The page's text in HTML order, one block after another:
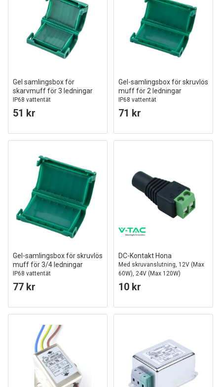
Gel samlingsbox för
skarvmuff för 3 ledningar
IP68 vattentät
51 kr
Gel-samlingsbox för skruvlös
muff för 2 ledningar
IP68 vattentät
71 kr
Gel-samlingsbox för skruvlös
muff för 3/4 ledningar
IP68 vattentät
77 kr
DC-Kontakt Hona
Med skruvanslutning, 12V (Max
60W), 24V (Max 120W)
10 kr